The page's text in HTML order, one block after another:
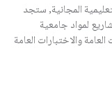
المجانية, ستجد
لمواد جامعية
والاختبارات العامة